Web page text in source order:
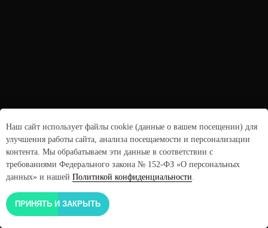
Наш сайт использует файлы cookie (данные о вашем посещении) для
улучшения работы сайта, анализа посещаемости и персонализации
контента. Мы обрабатываем эти данные в соответствии с
требованиями Федерального закона № 152-ФЗ «О персональных
данных» и нашей Политикой конфиденциальности.
ПРИНЯТЬ И ЗАКРЫТЬ